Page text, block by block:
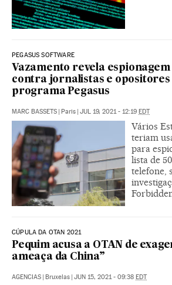
PEGASUS SOFTWARE
Vazamento revela espionagem
contra jornalistas e opositores
programa Pegasus
MARC BASSETS | Paris | JUL 19, 2021 - 12:19 EDT
Vários
teriam
para
lista de
telefone,
CÚPULA DA OTAN 2021
Pequim acusa a OTAN de
ameaça da China”
AGENCIAS | Bruxelas | JUN 15, 2021 - 09:38 EDT